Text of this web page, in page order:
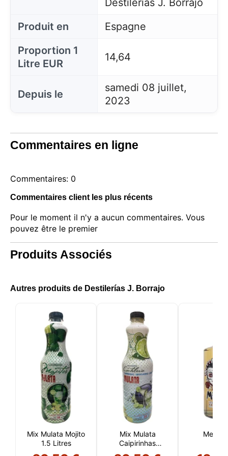
Destilerías J. Borrajo
Produit en
Espagne
Proportion 1
Litre EUR
14,64
Depuis le
samedi 08 juillet,
2023
Commentaires en ligne
Commentaires: 0
Commentaires client les plus récents
Pour le moment il n'y a aucun commentaires. Vous
pouvez être le premier
Produits Associés
Autres produits de Destilerías J. Borrajo
Mix Mulata Mojito
1.5 Litres
Mix Mulata
Caipirinhas
Margaritas
Mex